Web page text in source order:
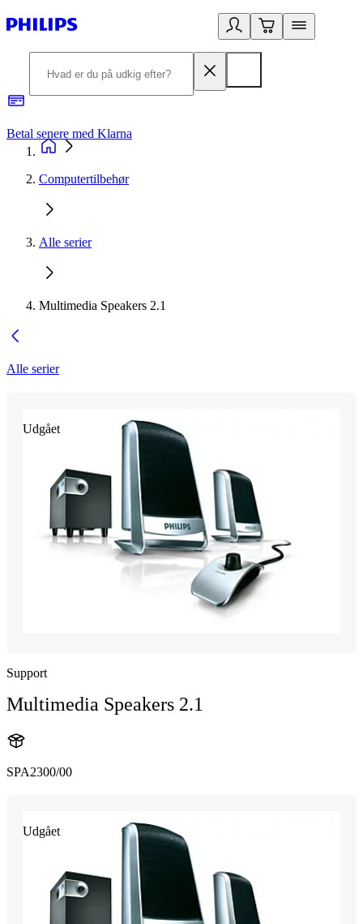
Betal senere med Klarna
Computertilbehør
Alle serier
Multimedia Speakers 2.1
Alle serier
Udgået
Support
Multimedia Speakers 2.1
SPA2300/00
Udgået